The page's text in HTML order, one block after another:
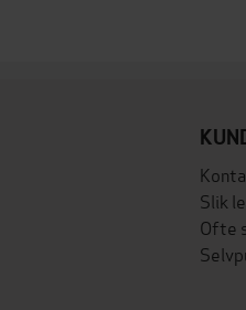
Slik
Ofte